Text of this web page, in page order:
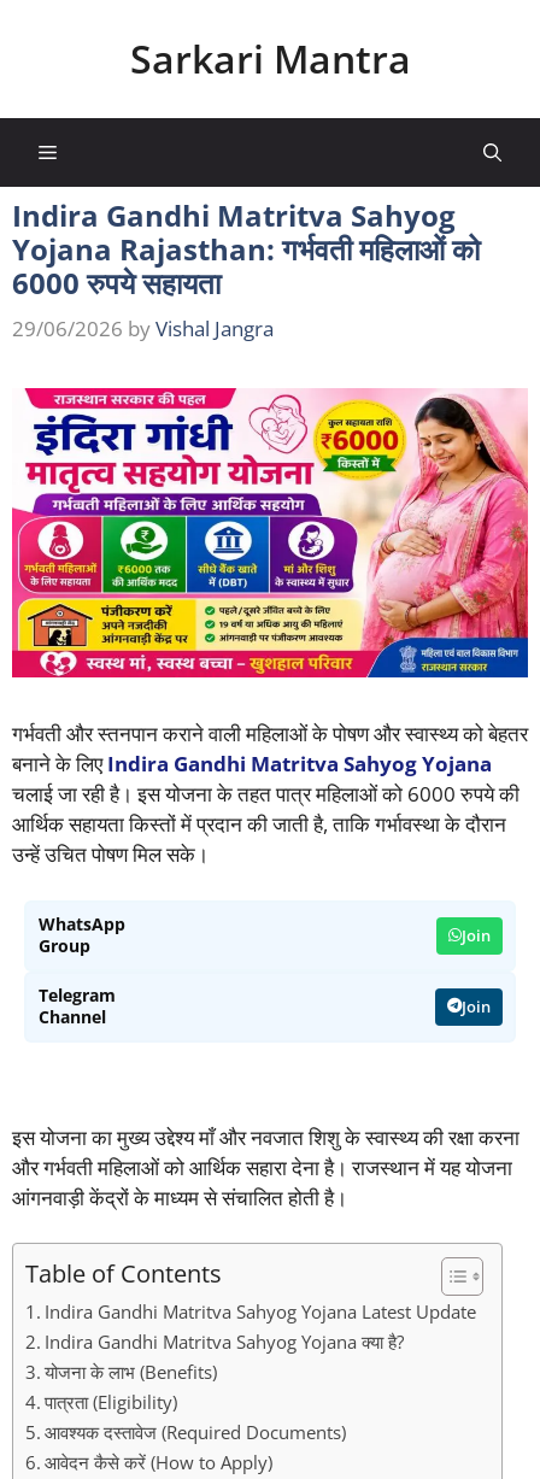
Sarkari Mantra
Menu
Indira Gandhi Matritva Sahyog
Yojana Rajasthan: गर्भवती महिलाओं को
6000 रुपये सहायता
29/06/2026 byVishal Jangra
गर्भवती और स्तनपान कराने वाली महिलाओं के पोषण और स्वास्थ्य को बेहतर
बनाने के लिएIndira Gandhi Matritva Sahyog Yojana
चलाई जा रही है। इस योजना के तहत पात्र महिलाओं को 6000 रुपये की
आर्थिक सहायता किस्तों में प्रदान की जाती है, ताकि गर्भावस्था के दौरान
उन्हें उचित पोषण मिल सके।
WhatsApp
Group
Join
Telegram
Channel
Join
इस योजना का मुख्य उद्देश्य माँ और नवजात शिशु के स्वास्थ्य की रक्षा करना
और गर्भवती महिलाओं को आर्थिक सहारा देना है। राजस्थान में यह योजना
आंगनवाड़ी केंद्रों के माध्यम से संचालित होती है।
Table of Contents
Indira Gandhi Matritva Sahyog Yojana Latest Update
Indira Gandhi Matritva Sahyog Yojana क्या है?
योजना के लाभ (Benefits)
पात्रता (Eligibility)
आवश्यक दस्तावेज (Required Documents)
आवेदन कैसे करें (How to Apply)